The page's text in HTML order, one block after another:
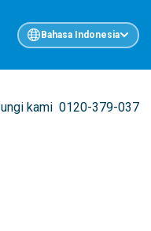
Bahasa Indonesia
kami 0120-379-037